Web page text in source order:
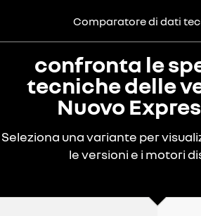
Comparatore di dati
confronta le
tecniche delle
Nuovo
Seleziona una variante per
le versioni e i motori